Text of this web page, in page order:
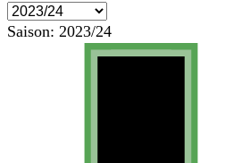
Saison: 2023/24